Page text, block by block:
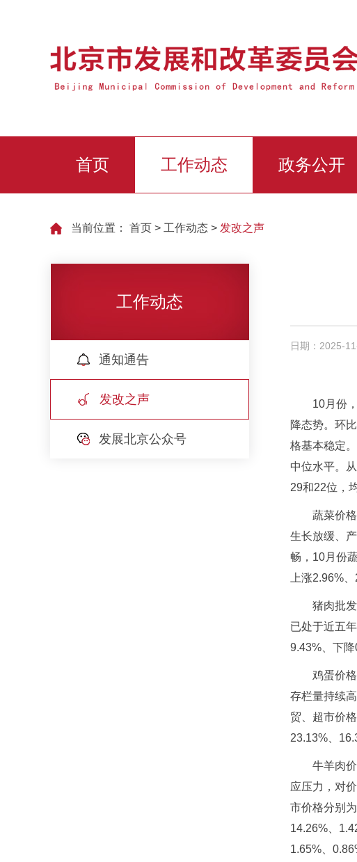
首页 工作动态 政务公开
当前位置： 首页 > 工作动态 > 发改之声
工作动态
通知通告
发改之声
发展北京公众号
日期：2025-
10月份
降态势。环
格基本稳定
中位水平。
29和22位，
蔬菜价
生长放缓、
畅，10月份
上涨2.96%
猪肉批
已处于近五
9.43%、下
鸡蛋价
存栏量持续
贸、超市价
23.13%、
牛羊肉
应压力，对
市价格分别
14.26%、
1.65%、